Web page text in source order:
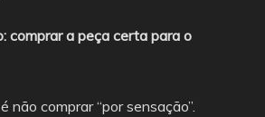
comprar a peça certa para o
não comprar “por sensação”.